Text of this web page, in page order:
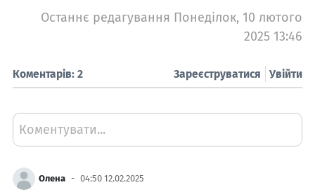
Останнє редагування Понеділок, 10 лютого
2025 13:46
Коментарів: 2 Увійти
Зареєструватися
Коментувати...
Олена 04:50 12.02.2025